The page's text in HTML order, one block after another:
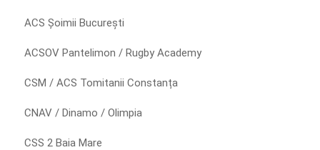
ACS Șoimii București
ACSOV Pantelimon / Rugby Academy
CSM / ACS Tomitanii Constanța
CNAV / Dinamo / Olimpia
CSS 2 Baia Mare